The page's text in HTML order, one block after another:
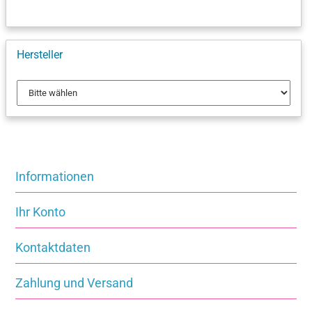
Hersteller
Informationen
Ihr Konto
Kontaktdaten
Zahlung und Versand